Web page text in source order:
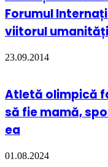
Forumul
viitorul
23.09.2014
Atletă olimpică
să fie mamă,
ea
01.08.2024